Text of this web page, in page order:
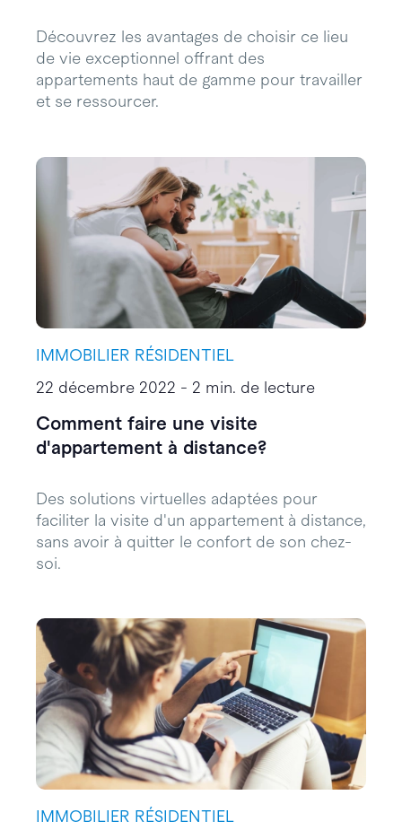
Découvrez les avantages de choisir ce lieu
de vie exceptionnel offrant des
appartements haut de gamme pour travailler
et se ressourcer.
IMMOBILIER RÉSIDENTIEL
22 décembre 2022 - 2 min. de lecture
Comment faire une visite
d'appartement à distance?
Des solutions virtuelles adaptées pour
faciliter la visite d'un appartement à distance,
sans avoir à quitter le confort de son chez-
soi.
IMMOBILIER RÉSIDENTIEL